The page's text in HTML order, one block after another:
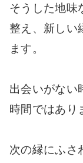
そうした地味
整え、新しい
ます。
出会いがない
時間ではあり
次の縁にふさ